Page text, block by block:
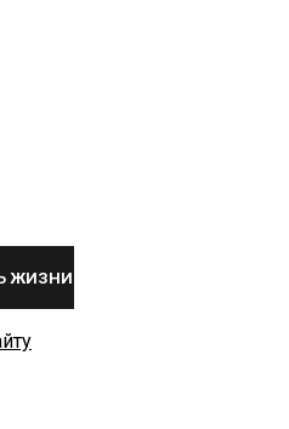
ЖИЗНИ